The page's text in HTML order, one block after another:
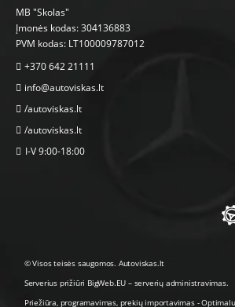
MB "Skolas"
Įmonės kodas: 304136883
PVM kodas: LT100009787012
+370 642 21111
info@autoviskas.lt
/autoviskas.lt
/autoviskas.lt
I-V 9:00-18:00
© Visos teisės saugomos. Autoviskas.lt
Serverius prižiūri BigWeb.EU – serverių administravimas.
Priežiūra, programavimas prekių importavimas-